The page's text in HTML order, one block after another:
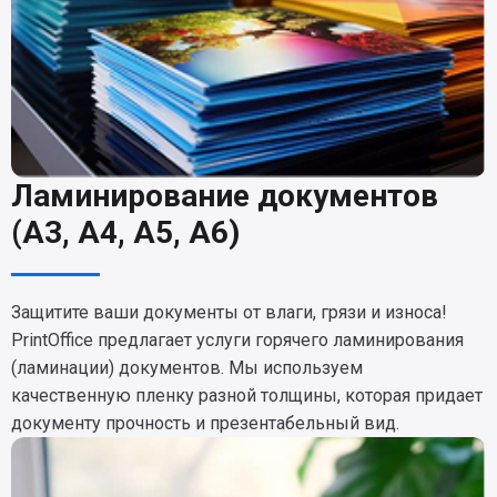
Ламинирование документов
(А3, А4, А5, А6)
Защитите ваши документы от влаги, грязи и износа!
PrintOffice предлагает услуги горячего ламинирования
(ламинации) документов. Мы используем
качественную пленку разной толщины, которая придает
документу прочность и презентабельный вид.